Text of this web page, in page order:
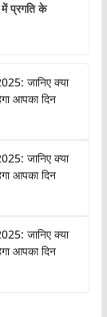
प्रगति के
जानिए क्या
आपका दिन
जानिए क्या
आपका दिन
जानिए क्या
आपका दिन